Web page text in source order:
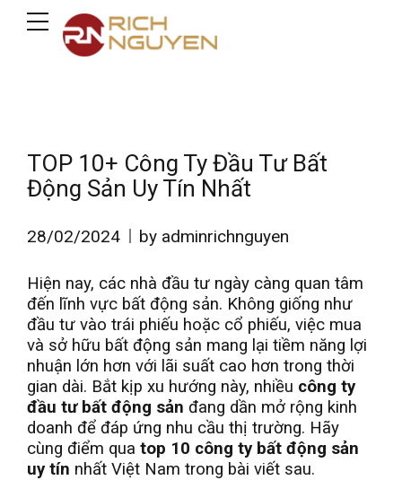
TOP 10+ Công Ty Đầu Tư Bất
Động Sản Uy Tín Nhất
28/02/2024 by adminrichnguyen
Hiện nay, các nhà đầu tư ngày càng quan tâm
đến lĩnh vực bất động sản. Không giống như
đầu tư vào trái phiếu hoặc cổ phiếu, việc mua
và sở hữu bất động sản mang lại tiềm năng lợi
nhuận lớn hơn với lãi suất cao hơn trong thời
gian dài. Bắt kịp xu hướng này, nhiều công ty
đầu tư bất động sản đang dần mở rộng kinh
doanh để đáp ứng nhu cầu thị trường. Hãy
cùng điểm qua top 10 công ty bất động sản
uy tín nhất Việt Nam trong bài viết sau.